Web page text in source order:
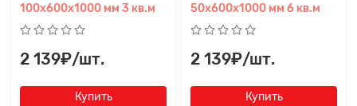
100х600х1000 мм 3 кв.м
2 139₽/шт.
Купить
50х600х1000 мм 6 кв.м
2 139₽/шт.
Купить